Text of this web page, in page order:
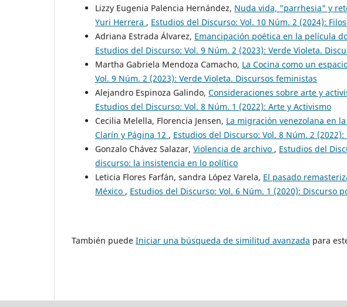
Lizzy Eugenia Palencia Hernández, Nuda vida, "parrhesia" y
Yuri Herrera , Estudios del Discurso: Vol. 10 Núm. 2 (2024):
Adriana Estrada Álvarez, Emancipación poética en la película
Estudios del Discurso: Vol. 9 Núm. 2 (2023): Verde Violeta.
Martha Gabriela Mendoza Camacho, La Cocina como un
Vol. 9 Núm. 2 (2023): Verde Violeta. Discursos feministas
Alejandro Espinoza Galindo, Consideraciones sobre arte y
Estudios del Discurso: Vol. 8 Núm. 1 (2022): Arte y Activismo
Cecilia Melella, Florencia Jensen, La migración venezolana en
Clarín y Página 12 , Estudios del Discurso: Vol. 8 Núm. 2
Gonzalo Chávez Salazar, Violencia de archivo , Estudios del
discurso: la insistencia en lo político
Leticia Flores Farfán, sandra López Varela, El pasado
México , Estudios del Discurso: Vol. 6 Núm. 1 (2020): Discurso
También puede Iniciar una búsqueda de similitud avanzada para